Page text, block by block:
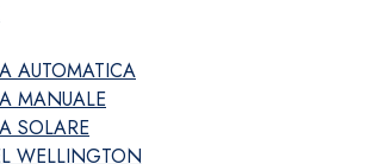
AUTOMATICA
MANUALE
SOLARE
WELLINGTON